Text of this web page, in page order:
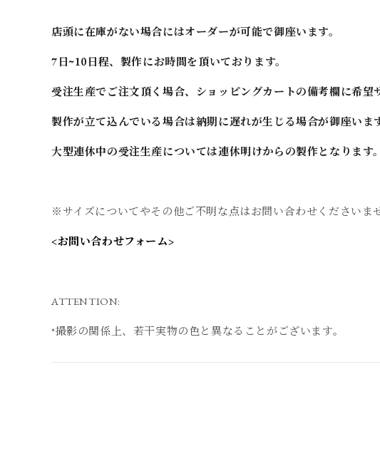
店頭に在庫がない場合にはオーダーが可能で御座います。
7日~10日程、製作にお時間を頂いております。
受注生産でご注文頂く場合、ショッピングカートの備考欄に希望
製作が立て込んでいる場合は納期に遅れが生じる場合が御座いま
大型連休中の受注生産については連休明けからの製作となります。
※サイズについてやその他ご不明な点はお問い合わせくださいませ
<お問い合わせフォーム>
ATTENTION:
*撮影の関係上、若干実物の色と異なることがございます。